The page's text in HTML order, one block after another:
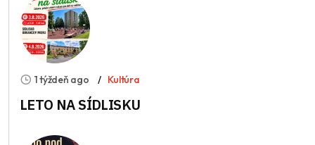
1 týždeň ago Kultúra
LETO NA SÍDLISKU